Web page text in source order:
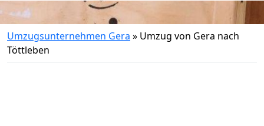
Umzugsunternehmen Gera » Umzug von Gera nach
Töttleben